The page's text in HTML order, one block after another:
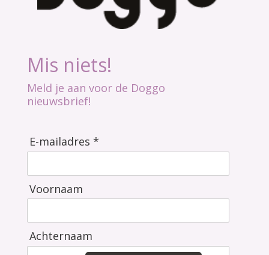
Mis niets!
Meld je aan voor de Doggo
nieuwsbrief!
E-mailadres *
Voornaam
Achternaam